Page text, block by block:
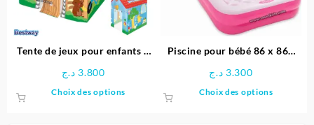
Tente de jeux pour enfants –
3.800 د.ج
Choix des options
Piscine pour bébé 86 x 86x
3.300 د.ج
Choix des options